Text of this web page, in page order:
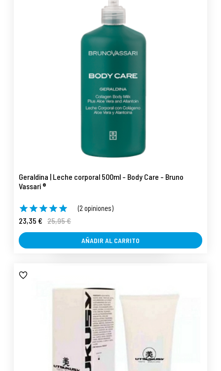
Geraldina | Leche corporal 500ml - Body Care - Bruno
Vassari ®
(2 opiniones)
23,35 € 25,95 €
AÑADIR AL CARRITO